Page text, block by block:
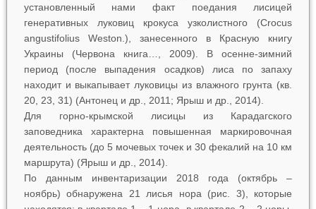
установленный нами факт поедания лисицей
генеративных луковиц крокуса узколистного (Crocus
angustifolius
Weston ), занесенного в Красную книгу
Украины (Червона книга…, 2009). В осенне-зимний
период (после выпадения осадков) лиса по запаху
находит и выкапывает луковицы из влажного грунта (кв.
20, 23, 31) (Антонец и др., 2011; Ярыш и др., 2014).
Для горно-крымской лисицы из Карадагского
заповедника характерна повышенная маркировочная
деятельность (до 5 мочевых точек и 30 фекалий на 10 км
маршрута) (Ярыш и др., 2014).
По данным инвентаризации 2018 года (октябрь –
ноябрь) обнаружена 21 лисья нора (рис. 3), которые